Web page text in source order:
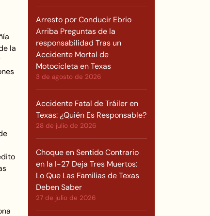
la
Arresto por Conducir Ebrio
Arriba Preguntas de la
responsabilidad Tras un
Accidente Mortal de
Motocicleta en Texas
3 de agosto de 2026
Accidente Fatal de Tráiler en
Texas: ¿Quién Es Responsable?
28 de julio de 2026
Choque en Sentido Contrario
en la I-27 Deja Tres Muertos:
Lo Que Las Familias de Texas
Deben Saber
27 de julio de 2026